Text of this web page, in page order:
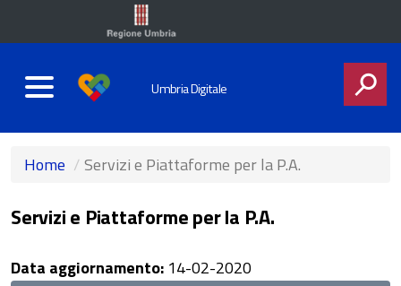
Umbria Digitale
Home Servizi e Piattaforme per la P.A.
Servizi e Piattaforme per la P.A.
Data aggiornamento: 14-02-2020